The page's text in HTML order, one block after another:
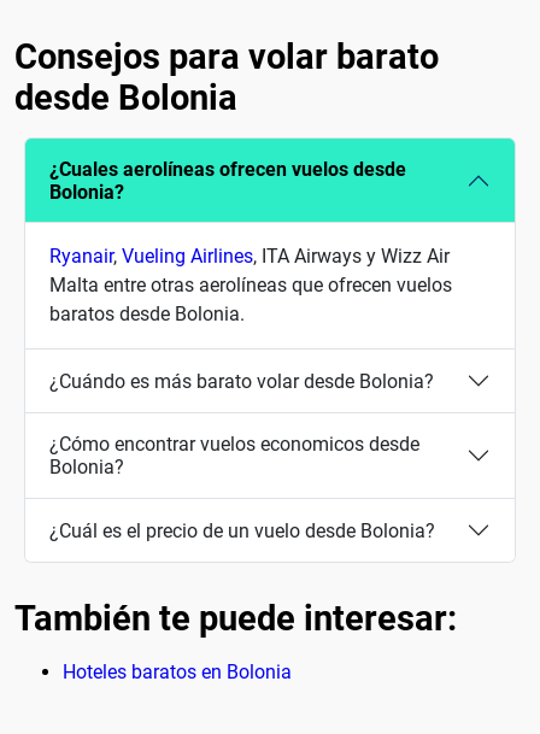
Consejos para volar barato
desde Bolonia
¿Cuales aerolíneas ofrecen vuelos desde
Bolonia?
Ryanair, Vueling Airlines, ITA Airways y Wizz Air
Malta entre otras aerolíneas que ofrecen vuelos
baratos desde Bolonia.
¿Cuándo es más barato volar desde Bolonia?
¿Cómo encontrar vuelos economicos desde
Bolonia?
¿Cuál es el precio de un vuelo desde Bolonia?
También te puede interesar:
Hoteles baratos en Bolonia